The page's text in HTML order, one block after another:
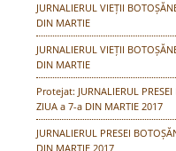
JURNALIERUL VIEȚII
DIN MARTIE
JURNALIERUL VIEȚII
DIN MARTIE
Protejat: JURNALIERUL PRESEI
ZIUA a 7-a DIN MARTIE 2017
JURNALIERUL PRESEI
DIN MARTIE 2017